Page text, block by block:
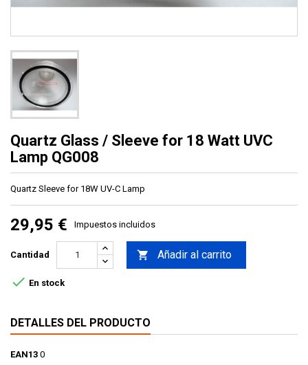
Quartz Glass / Sleeve for 18 Watt UVC
Lamp QG008
Quartz Sleeve for 18W UV-C Lamp
29,95 € Impuestos incluidos
Cantidad  Añadir al carrito
 En stock
DETALLES DEL PRODUCTO
EAN13 0